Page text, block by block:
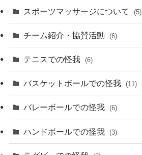
スポーツマッサージについて (5)
チーム紹介・協賛活動 (6)
テニスでの怪我 (6)
バスケットボールでの怪我 (11)
バレーボールでの怪我 (6)
ハンドボールでの怪我 (3)